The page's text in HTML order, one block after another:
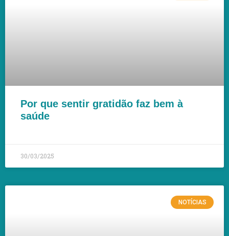
Por que sentir gratidão faz bem à
saúde
30/03/2025
NOTÍCIAS